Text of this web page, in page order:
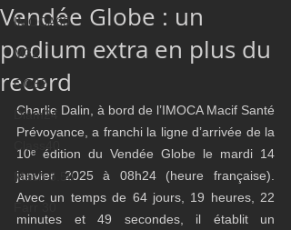
IMOCA60
M32
GC32
Diam24
Mach 6.50
Vendée Globe : un
podium extra en plus du
record
Charlie Dalin, à bord de l’IMOCA Macif Santé
Prévoyance, a franchi la ligne d’arrivée de la
10ᵉ édition du Vendée Globe le mardi 14
janvier 2025 à 08h24 (heure française).
Avec un temps de 64 jours, 19 heures, 22
minutes et 49 secondes, il établit un